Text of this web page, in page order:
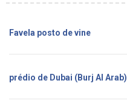
Favela posto de vine
prédio de Dubai (Burj Al Arab)